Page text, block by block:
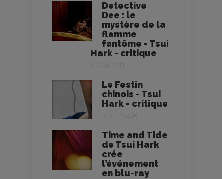
Detective
Dee : le
mystère de la
flamme
fantôme - Tsui
Hark - critique
20/04/2011
Le Festin
chinois - Tsui
Hark - critique
28/01/1998
Time and Tide
de Tsui Hark
crée
l’événement
en blu-ray